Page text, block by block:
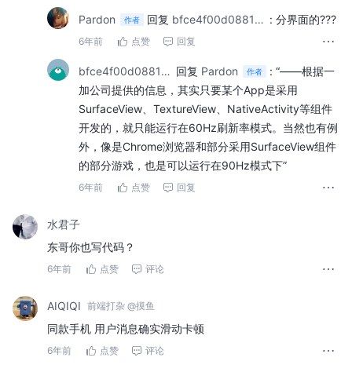
Pardon 作者 回复 : 分界面的???
6年前 点赞 回复
bfce4f00d08811eaab8b232a36dbdaa8
回复 Pardon 作者 : “——根据一
加公司提供的信息，其实只要某个App是采用
SurfaceView、TextureView、NativeActivity等组件
开发的，就只能运行在60Hz刷新率模式。当然也有例
外，像是Chrome浏览器和部分采用SurfaceView组件
的部分游戏，也是可以运行在90Hz模式下”
6年前 点赞 回复
水君子
东哥你也写代码？
6年前 点赞 评论
AIQIQI 前端打杂 @摸鱼
同款手机 用户消息确实滑动卡顿
6年前 点赞 评论